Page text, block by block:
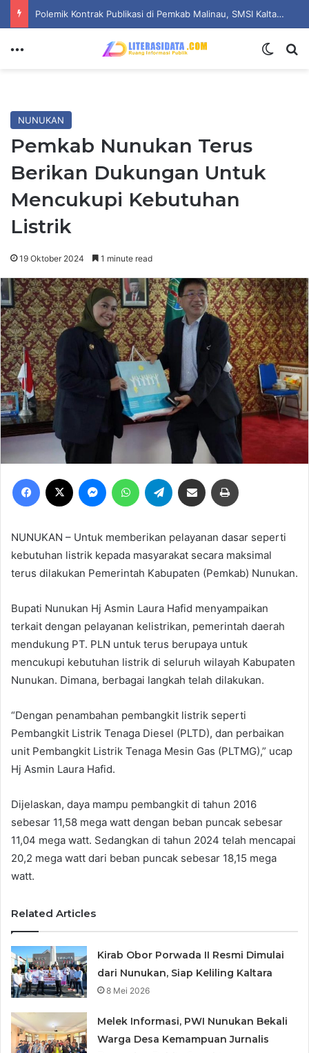
NUNUKAN
Pemkab Nunukan Terus
Berikan Dukungan Untuk
Mencukupi Kebutuhan
Listrik
19 Oktober 2024 1 minute read
Facebook MessengerWhatsAppTelegram Share via Email
NUNUKAN – Untuk memberikan pelayanan dasar seperti
kebutuhan listrik kepada masyarakat secara maksimal
terus dilakukan Pemerintah Kabupaten (Pemkab) Nunukan.
Bupati Nunukan Hj Asmin Laura Hafid menyampaikan
terkait dengan pelayanan kelistrikan, pemerintah daerah
mendukung PT. PLN untuk terus berupaya untuk
mencukupi kebutuhan listrik di seluruh wilayah Kabupaten
Nunukan. Dimana, berbagai langkah telah dilakukan.
“Dengan penambahan pembangkit listrik seperti
Pembangkit Listrik Tenaga Diesel (PLTD), dan perbaikan
unit Pembangkit Listrik Tenaga Mesin Gas (PLTMG),” ucap
Hj Asmin Laura Hafid.
Dijelaskan, daya mampu pembangkit di tahun 2016
sebesar 11,58 mega watt dengan beban puncak sebesar
11,04 mega watt. Sedangkan di tahun 2024 telah mencapai
20,2 mega watt dari beban puncak sebesar 18,15 mega
watt.
Related Articles
Kirab Obor Porwada II Resmi Dimulai
dari Nunukan, Siap Keliling Kaltara
8 Mei 2026
Melek Informasi, PWI Nunukan Bekali
Warga Desa Kemampuan Jurnalis